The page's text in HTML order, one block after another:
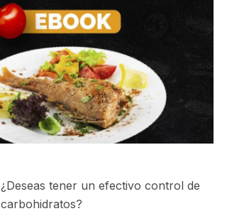
¿Deseas tener un efectivo control de
carbohidratos?